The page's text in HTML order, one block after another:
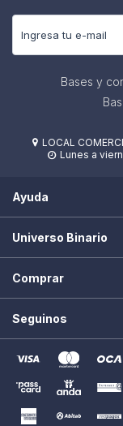
Bases y
 LOCAL
 Lunes a
Ayuda
Universo Binario
Comprar
Seguinos